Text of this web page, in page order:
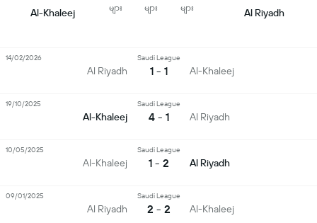
Al-Khaleej
များ
များ
များ
Al Riyadh
Al Riyadh
Saudi League
1 - 1 Al-Khaleej
14/02/2026
Al-Khaleej
Saudi League
4 - 1 Al Riyadh
19/10/2025
Al-Khaleej
Saudi League
1 - 2 Al Riyadh
10/05/2025
Al Riyadh
Saudi League
2 - 2 Al-Khaleej
09/01/2025